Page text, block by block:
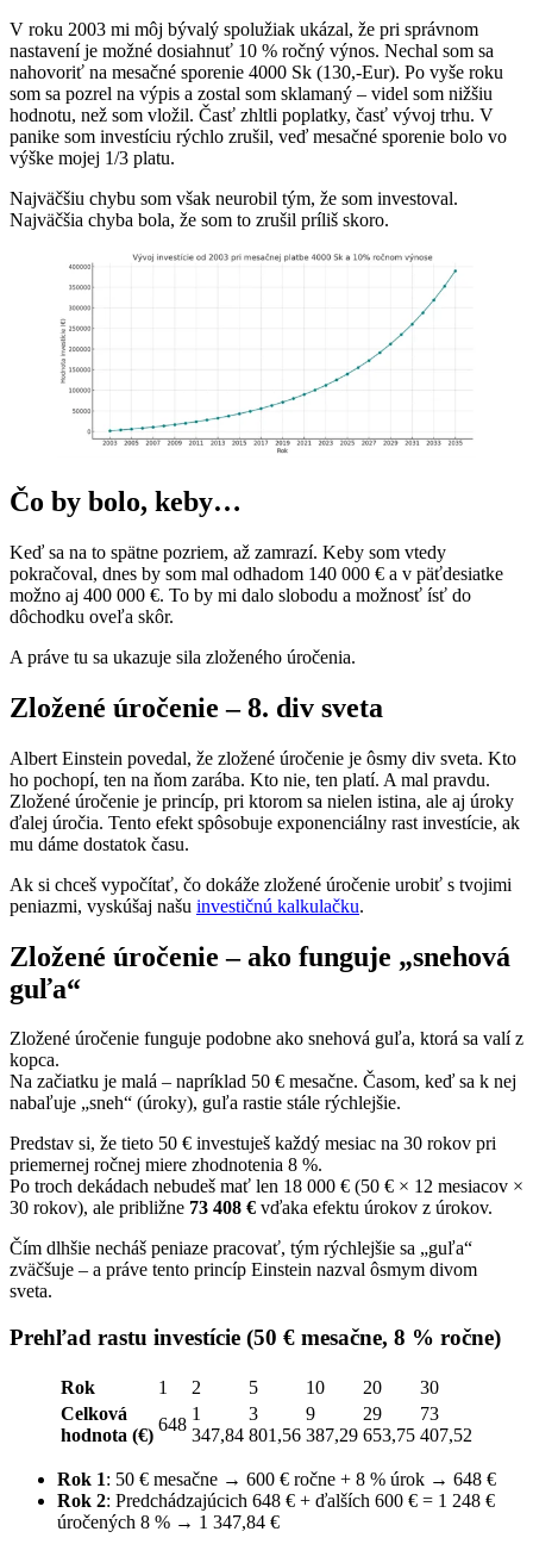
V roku 2003 mi môj bývalý spolužiak ukázal, že pri správnom
nastavení je možné dosiahnuť 10 % ročný výnos. Nechal som sa
nahovoriť na mesačné sporenie 4000 Sk (130,-Eur). Po vyše roku
som sa pozrel na výpis a zostal som sklamaný – videl som nižšiu
hodnotu, než som vložil. Časť zhltli poplatky, časť vývoj trhu. V
panike som investíciu rýchlo zrušil, veď mesačné sporenie bolo vo
výške mojej 1/3 platu.
Najväčšiu chybu som však neurobil tým, že som investoval.
Najväčšia chyba bola, že som to zrušil príliš skoro.
Čo by bolo, keby…
Keď sa na to spätne pozriem, až zamrazí. Keby som vtedy
pokračoval, dnes by som mal odhadom 140 000 € a v päťdesiatke
možno aj 400 000 €. To by mi dalo slobodu a možnosť ísť do
dôchodku oveľa skôr.
A práve tu sa ukazuje sila zloženého úročenia.
Zložené úročenie – 8. div sveta
Albert Einstein povedal, že zložené úročenie je ôsmy div sveta. Kto
ho pochopí, ten na ňom zarába. Kto nie, ten platí. A mal pravdu.
Zložené úročenie je princíp, pri ktorom sa nielen istina, ale aj úroky
ďalej úročia. Tento efekt spôsobuje exponenciálny rast investície, ak
mu dáme dostatok času.
Ak si chceš vypočítať, čo dokáže zložené úročenie urobiť s tvojimi
peniazmi, vyskúšaj našu investičnú kalkulačku.
Zložené úročenie – ako funguje „snehová
guľa“
Zložené úročenie funguje podobne ako snehová guľa, ktorá sa valí z
kopca.
Na začiatku je malá – napríklad 50 € mesačne. Časom, keď sa k nej
nabaľuje „sneh“ (úroky), guľa rastie stále rýchlejšie.
Predstav si, že tieto 50 € investuješ každý mesiac na 30 rokov pri
priemernej ročnej miere zhodnotenia 8 %.
Po troch dekádach nebudeš mať len 18 000 € (50 € × 12 mesiacov ×
30 rokov), ale približne 73 408 € vďaka efektu úrokov z úrokov.
Čím dlhšie necháš peniaze pracovať, tým rýchlejšie sa „guľa“
zväčšuje – a práve tento princíp Einstein nazval ôsmym divom
sveta.
Prehľad rastu investície (50 € mesačne, 8 % ročne)
Rok 1 2 5 10 20
30
Celková
hodnota (€)
648
1
347,84
3
801,56
9
387,29
29
653,75
73
407,52
Rok 1: 50 € mesačne → 600 € ročne + 8 % úrok → 648 €
Rok 2: Predchádzajúcich 648 € + ďalších 600 € = 1 248 €
úročených 8 % → 1 347,84 €